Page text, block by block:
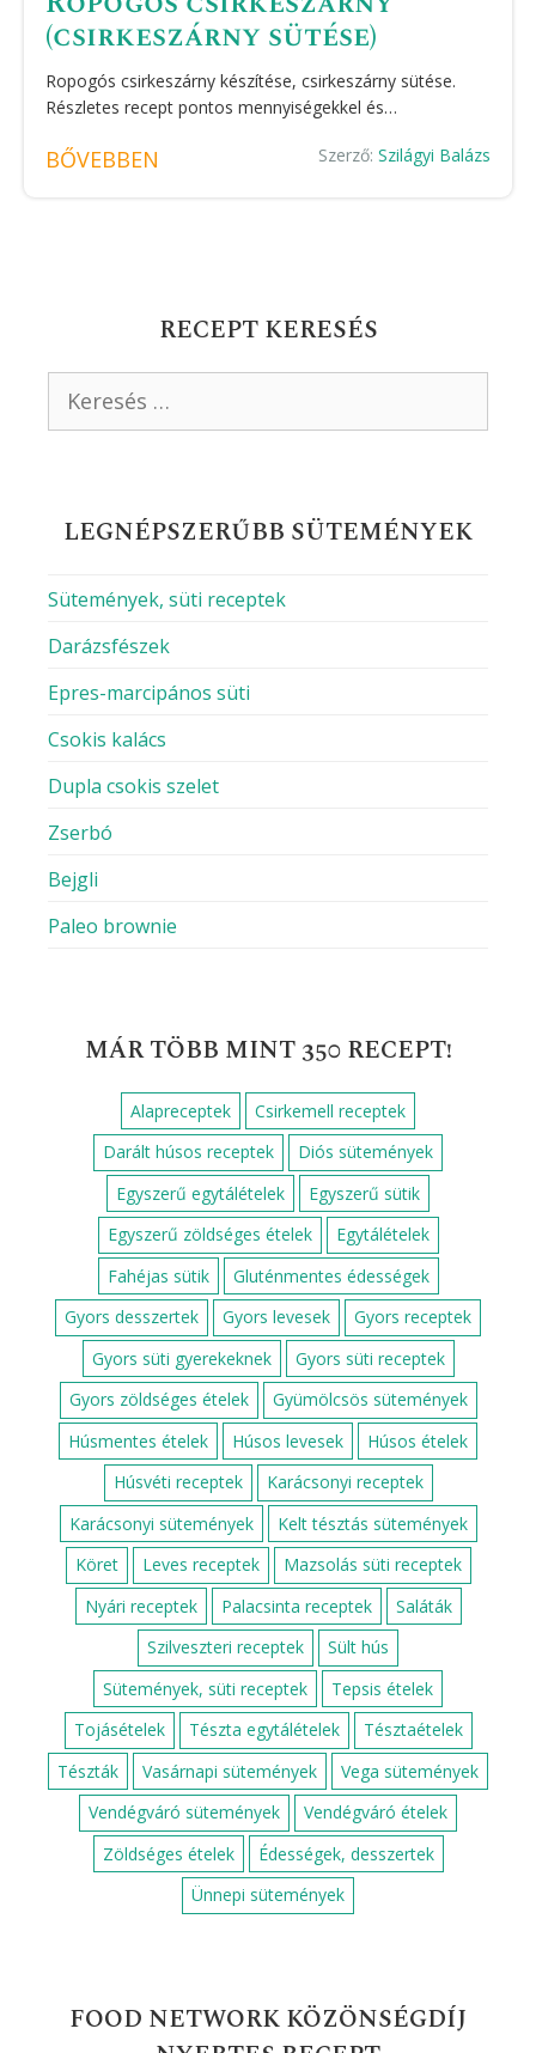
(csirkeszárny sütése)
Ropogós csirkeszárny készítése, csirkeszárny sütése.
Részletes recept pontos mennyiségekkel és…
BŐVEBBEN Szerző: Szilágyi Balázs
RECEPT KERESÉS
LEGNÉPSZERŰBB SÜTEMÉNYEK
Sütemények, süti receptek
Darázsfészek
Epres-marcipános süti
Csokis kalács
Dupla csokis szelet
Zserbó
Bejgli
Paleo brownie
MÁR TÖBB MINT 350 RECEPT!
Alapreceptek
Csirkemell receptek
Darált húsos receptek
Diós sütemények
Egyszerű egytálételek
Egyszerű sütik
Egyszerű zöldséges ételek
Egytálételek
Fahéjas sütik
Gluténmentes édességek
Gyors desszertek
Gyors levesek
Gyors receptek
Gyors süti gyerekeknek
Gyors süti receptek
Gyors zöldséges ételek
Gyümölcsös sütemények
Húsmentes ételek
Húsos levesek
Húsos ételek
Húsvéti receptek
Karácsonyi receptek
Karácsonyi sütemények
Kelt tésztás sütemények
Köret
Leves receptek
Mazsolás süti receptek
Nyári receptek
Palacsinta receptek
Saláták
Szilveszteri receptek
Sült hús
Sütemények, süti receptek
Tepsis ételek
Tojásételek
Tészta egytálételek
Tésztaételek
Tészták
Vasárnapi sütemények
Vega sütemények
Vendégváró sütemények
Vendégváró ételek
Zöldséges ételek
Édességek, desszertek
Ünnepi sütemények
FOOD NETWORK KÖZÖNSÉGDÍJ